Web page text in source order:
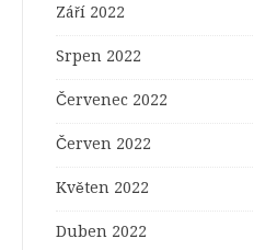
Září 2022
Srpen 2022
Červenec 2022
Červen 2022
Květen 2022
Duben 2022